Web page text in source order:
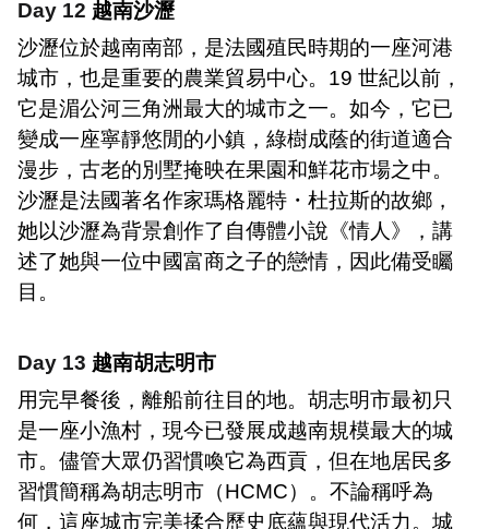
Day 12 越南沙瀝
沙瀝位於越南南部，是法國殖民時期的一座河港
城市，也是重要的農業貿易中心。 19 世紀以前，
它是湄公河三角洲最大的城市之一。如今，它已
變成一座寧靜悠閒的小鎮，綠樹成蔭的街道適合
漫步，古老的別墅掩映在果園和鮮花市場之中。
沙瀝是法國著名作家瑪格麗特・杜拉斯的故鄉，
她以沙瀝為背景創作了自傳體小說《情人》，講
述了她與一位中國富商之子的戀情，因此備受矚
目。
Day 13 越南胡志明市
用完早餐後，離船前往目的地。胡志明市最初只
是一座小漁村，現今已發展成越南規模最大的城
市。儘管大眾仍習慣喚它為西貢，但在地居民多
習慣簡稱為胡志明市（HCMC）。不論稱呼為
何，這座城市完美揉合歷史底蘊與現代活力。城